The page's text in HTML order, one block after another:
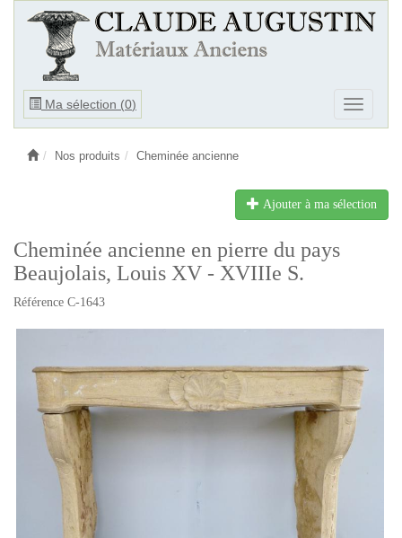
Ma sélection (0)
Ouvrir
Ouvrir
le
Nos produits Cheminée ancienne
Ajouter à ma sélection
Cheminée ancienne en pierre du pays
Beaujolais, Louis XV - XVIIIe S.
Référence C-1643